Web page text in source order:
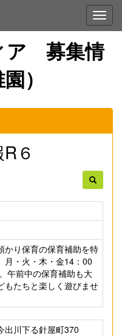
ア 募集情
）
６
かり保育の保育補助を特
月・火・木・金14：00
午前中の保育補助も大
もたちと楽しく遊びませ
出川下る針屋町370